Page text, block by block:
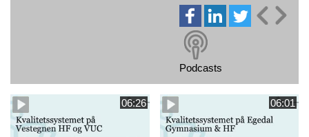
Podcasts
06:26 06:01